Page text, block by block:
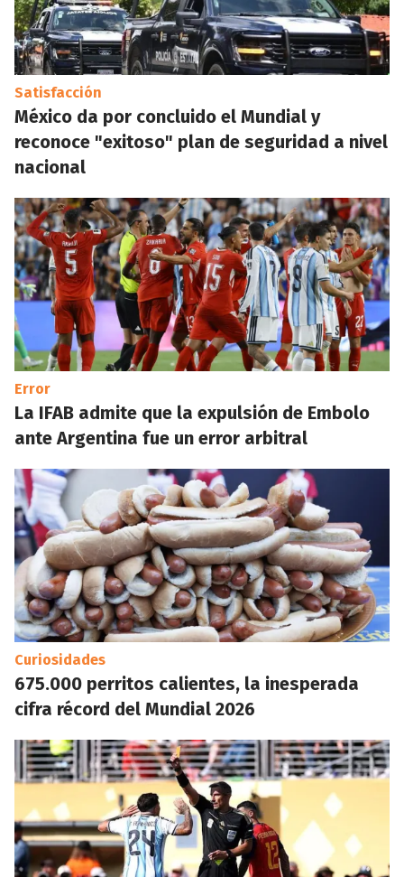
Satisfacción
México da por concluido el Mundial y
reconoce "exitoso" plan de seguridad a nivel
nacional
Error
La IFAB admite que la expulsión de Embolo
ante Argentina fue un error arbitral
Curiosidades
675.000 perritos calientes, la inesperada
cifra récord del Mundial 2026